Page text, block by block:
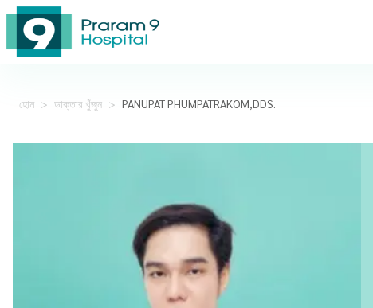
হোম > ডাক্তার খুঁজুন > PANUPAT PHUMPATRAKOM,DDS.